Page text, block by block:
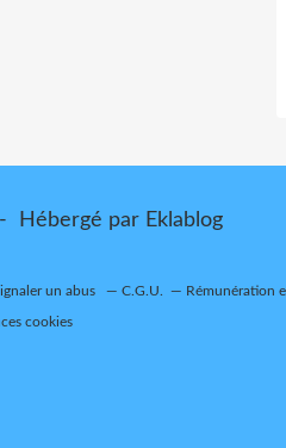
Hébergé par Eklablog
un abus C.G.U. Rémunération
cookies